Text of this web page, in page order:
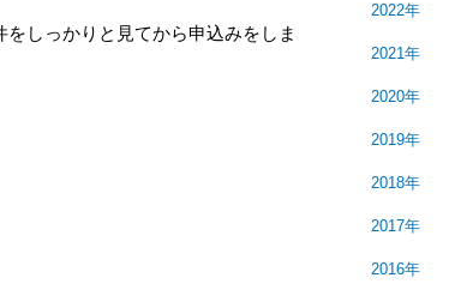
しっかりと見てから申込みをしま
2022年
2021年
2020年
2019年
2018年
2017年
2016年